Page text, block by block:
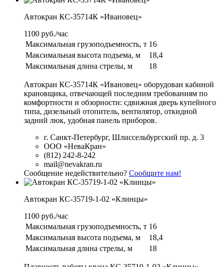
Автокран КС-35714К «Ивановец»
1100 руб./час
Максимальная грузоподъемность, т 16
Максимальная высота подъема, м
18,4
Максимальная длина стрелы, м
18
Автокран КС-35714К «Ивановец» оборудован кабиной
крановщика, отвечающей последним требованиям по
комфортности и обзорности: сдвижная дверь купейного
типа, дизельный отопитель, вентилятор, откидной
задний люк, удобная панель приборов.
г. Санкт-Петербург, Шлиссельбургский пр. д. 3
ООО «НеваКран»
(812) 242-8-242
mail@nevakran.ru
Сообщение недействительно? Сообщите нам!
Автокран КС-35719-1-02 «Клинцы»
1100 руб./час
Максимальная грузоподъемность, т 16
Максимальная высота подъема, м
18,4
Максимальная длина стрелы, м
18